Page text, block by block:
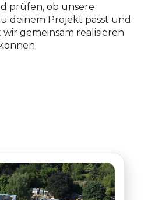
prüfen, ob unsere
deinem Projekt passt und
gemeinsam realisieren
können.